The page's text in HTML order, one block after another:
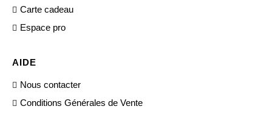
Carte cadeau
Espace pro
AIDE
Nous contacter
Conditions Générales de Vente